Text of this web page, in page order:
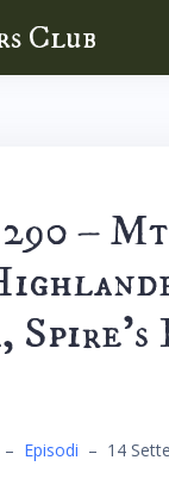
Club
–
– Episodi – 14